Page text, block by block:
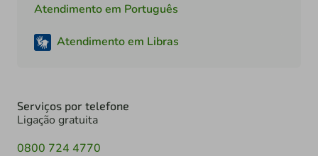
Atendimento em Português
Atendimento em Libras
Serviços por telefone
Ligação gratuita
0800 724 4770